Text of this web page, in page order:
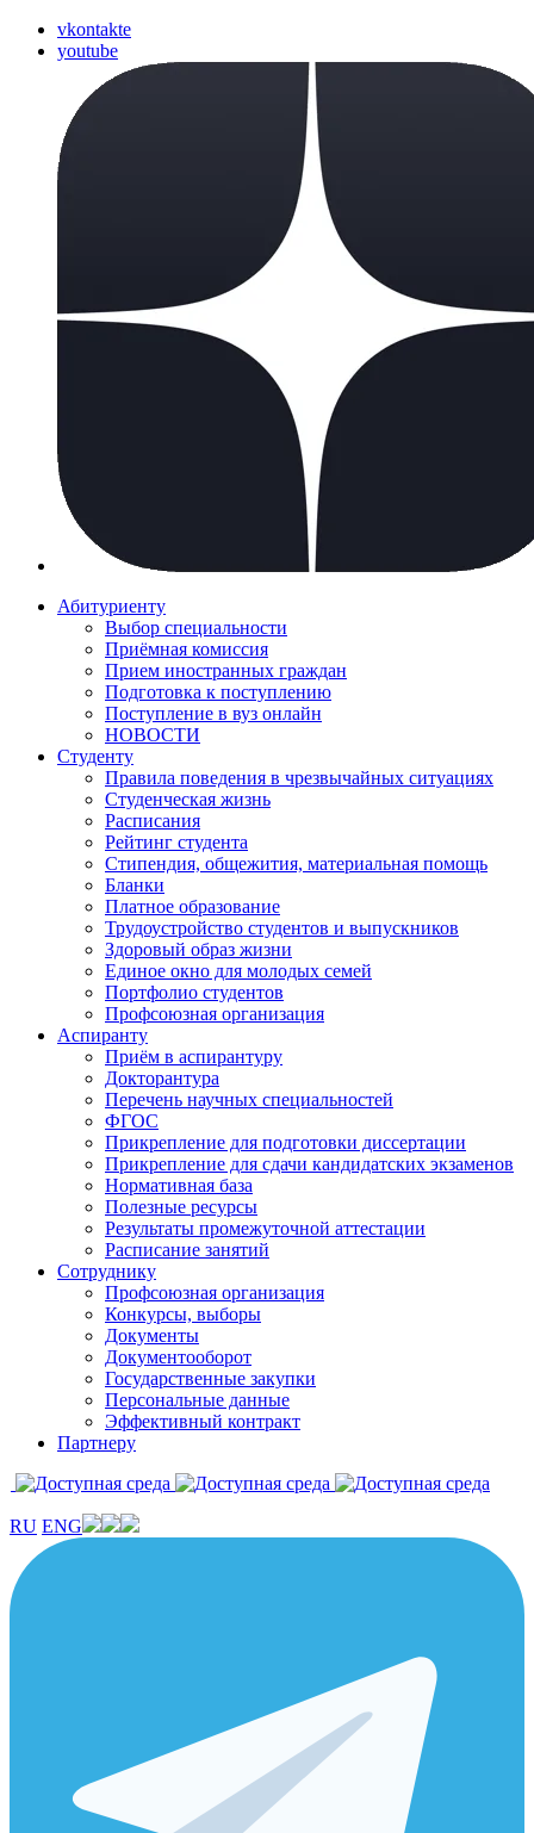
vkontakte
youtube
Абитуриенту
Выбор специальности
Приёмная комиссия
Прием иностранных граждан
Подготовка к поступлению
Поступление в вуз онлайн
НОВОСТИ
Студенту
Правила поведения в чрезвычайных ситуациях
Студенческая жизнь
Расписания
Рейтинг студента
Стипендия, общежития, материальная помощь
Бланки
Платное образование
Трудоустройство студентов и выпускников
Здоровый образ жизни
Единое окно для молодых семей
Портфолио студентов
Профсоюзная организация
Аспиранту
Приём в аспирантуру
Докторантура
Перечень научных специальностей
ФГОС
Прикрепление для подготовки диссертации
Прикрепление для сдачи кандидатских экзаменов
Нормативная база
Полезные ресурсы
Результаты промежуточной аттестации
Расписание занятий
Сотруднику
Профсоюзная организация
Конкурсы, выборы
Документы
Документооборот
Государственные закупки
Персональные данные
Эффективный контракт
Партнеру
RU ENG